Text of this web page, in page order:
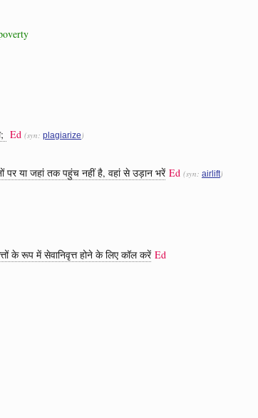
Ed (syn: plagiarize)
पर या जहां तक ​​पहुंच नहीं है, वहां से उड़ान भरें Ed (syn: airlift)
के रूप में सेवानिवृत्त होने के लिए कॉल करें Ed